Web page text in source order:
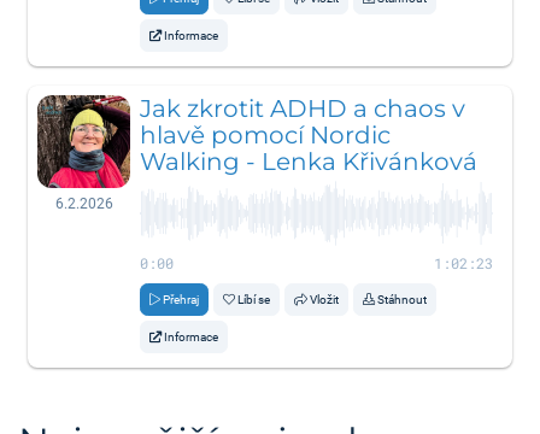
Informace
6.2.2026
Jak zkrotit ADHD a chaos v
hlavě pomocí Nordic
Walking - Lenka Křivánková
0:00 1:02:23
Přehraj Líbí se Vložit Stáhnout
Informace